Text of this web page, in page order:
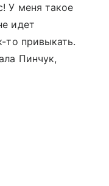
У меня такое
идет
то привыкать.
Пинчук,